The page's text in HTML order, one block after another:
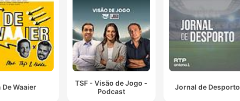
De Waaier
TSF - Visão de Jogo -
Podcast
Jornal de Desporto